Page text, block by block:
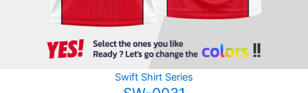
Swift Shirt Series